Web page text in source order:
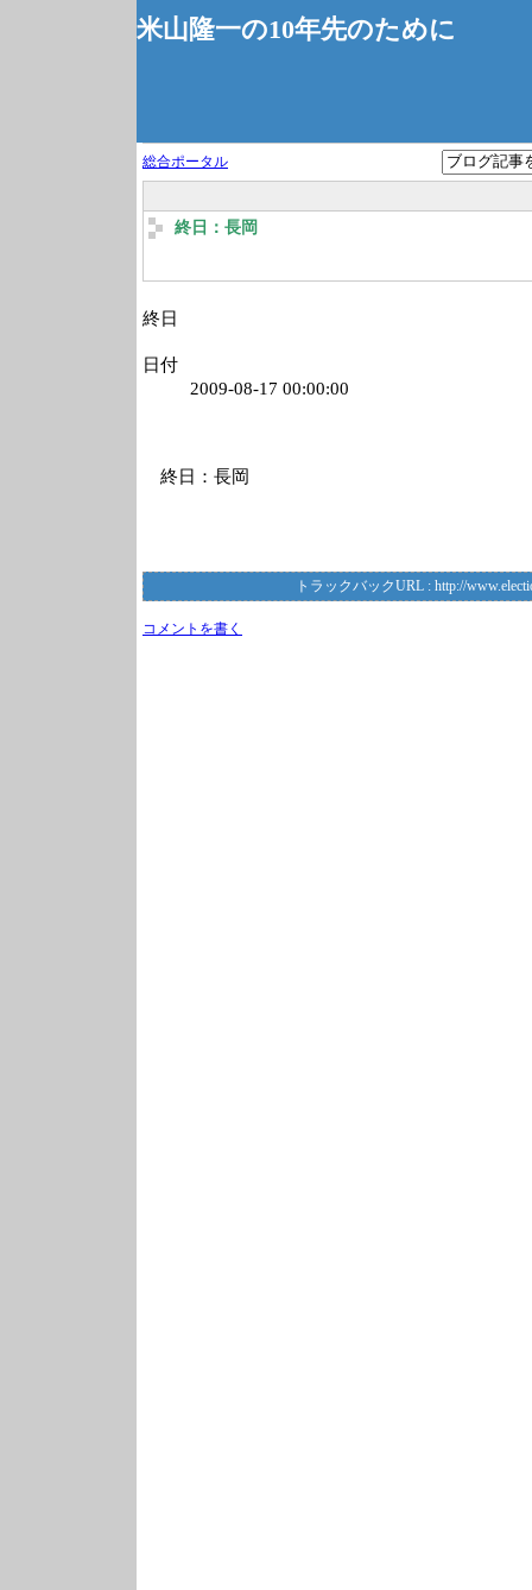
米山隆一の10年先のために
総合ポータル
終日：長岡
終日
日付
2009-08-17 00:00:00
終日：長岡
トラックバックURL : http://
コメントを書く